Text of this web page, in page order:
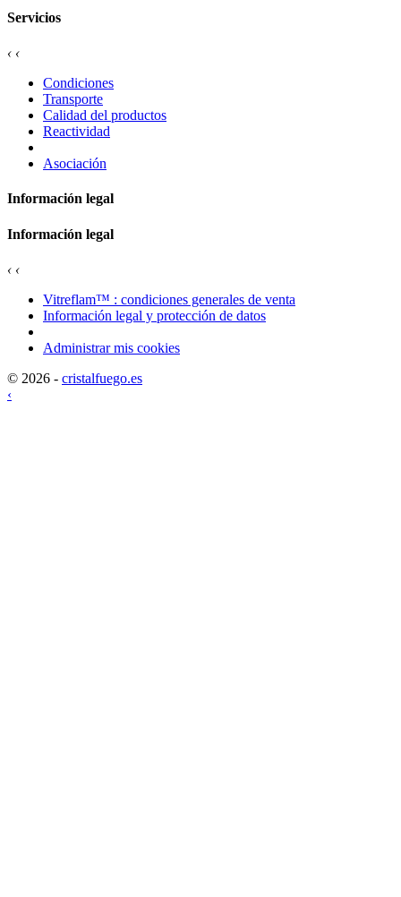
Servicios
‹ ‹
Condiciones
Transporte
Calidad del productos
Reactividad
Asociación
Información legal
Información legal
‹ ‹
Vitreflam™ : condiciones generales de venta
Información legal y protección de datos
Administrar mis cookies
© 2026 - cristalfuego.es
‹